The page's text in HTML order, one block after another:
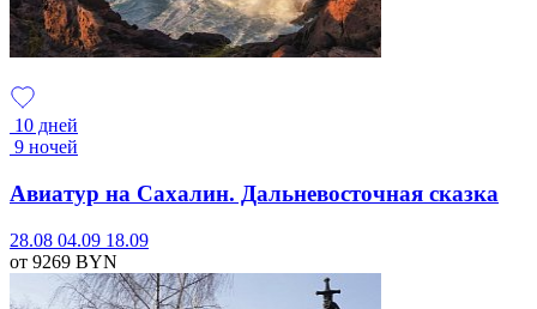
10 дней
9 ночей
Авиатур на Сахалин. Дальневосточная сказка
28.08 04.09 18.09
от 9269 BYN